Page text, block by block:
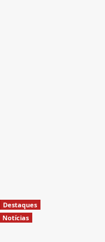
Destaques
Notícias